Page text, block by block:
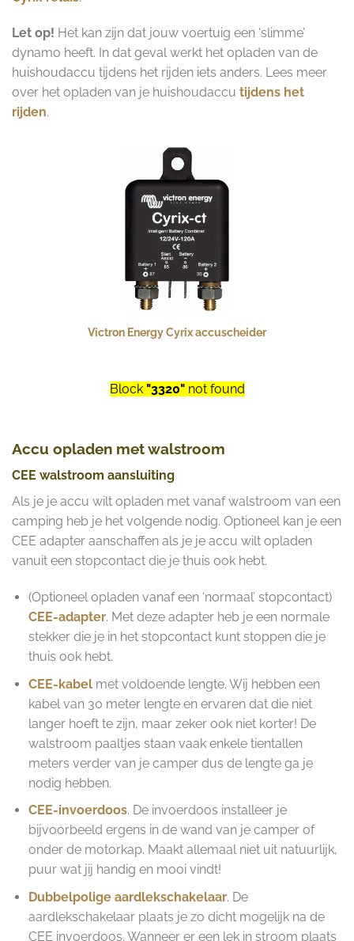
Let op! Het kan zijn dat jouw voertuig een ‘slimme’
dynamo heeft. In dat geval werkt het opladen van de
huishoudaccu tijdens het rijden iets anders. Lees meer
over het opladen van je huishoudaccu tijdens het
rijden.
Victron Energy Cyrix accuscheider
Block "3320"not found
Accu opladen met walstroom
CEE walstroom aansluiting
Als je je accu wilt opladen met vanaf walstroom van een
camping heb je het volgende nodig. Optioneel kan je een
CEE adapter aanschaffen als je je accu wilt opladen
vanuit een stopcontact die je thuis ook hebt.
(Optioneel opladen vanaf een ‘normaal’ stopcontact)
CEE-adapter. Met deze adapter heb je een normale
stekker die je in het stopcontact kunt stoppen die je
thuis ook hebt.
CEE-kabelmet voldoende lengte. Wij hebben een
kabel van 30 meter lengte en ervaren dat die niet
langer hoeft te zijn, maar zeker ook niet korter! De
walstroom paaltjes staan vaak enkele tientallen
meters verder van je camper dus de lengte ga je
nodig hebben.
CEE-invoerdoos. De invoerdoos installeer je
bijvoorbeeld ergens in de wand van je camper of
onder de motorkap. Maakt allemaal niet uit natuurlijk,
puur wat jij handig en mooi vindt!
Dubbelpolige aardlekschakelaar. De
aardlekschakelaar plaats je zo dicht mogelijk na de
CEE invoerdoos. Wanneer er een lek in stroom plaats